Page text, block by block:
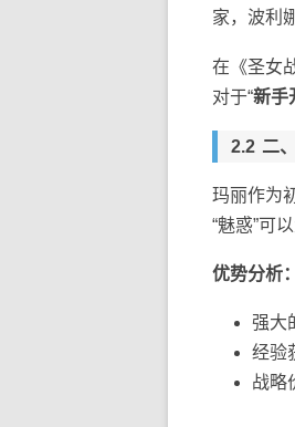
家，波利
在《圣女
对于“新手
二
玛丽作为
“魅惑”可
优势分析：
强大
经验
战略